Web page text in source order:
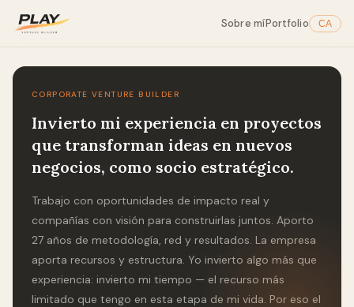
Sobre míPortfolio CA
CORPORATE VENTURE BUILDER
Invierto mi experiencia en proyectos
que transforman ideas en nuevos
negocios, como socio estratégico.
Trabajo con oportunidades de impacto real y
compañías con visión para construirlas juntos. Aporto
27 años de metodología, red y resultados. La empresa
aporta recursos y estructura. Yo invierto algo más que
experiencia: invierto mi tiempo — el recurso más
limitado que tengo en esta etapa de mi vida. Por eso el